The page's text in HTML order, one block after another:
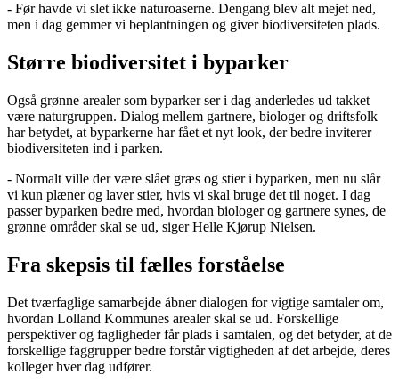
- Før havde vi slet ikke naturoaserne. Dengang blev alt mejet ned,
men i dag gemmer vi beplantningen og giver biodiversiteten plads.
Større biodiversitet i byparker
Også grønne arealer som byparker ser i dag anderledes ud takket
være naturgruppen. Dialog mellem gartnere, biologer og driftsfolk
har betydet, at byparkerne har fået et nyt look, der bedre inviterer
biodiversiteten ind i parken.
- Normalt ville der være slået græs og stier i byparken, men nu slår
vi kun plæner og laver stier, hvis vi skal bruge det til noget. I dag
passer byparken bedre med, hvordan biologer og gartnere synes, de
grønne områder skal se ud, siger Helle Kjørup Nielsen.
Fra skepsis til fælles forståelse
Det tværfaglige samarbejde åbner dialogen for vigtige samtaler om,
hvordan Lolland Kommunes arealer skal se ud. Forskellige
perspektiver og fagligheder får plads i samtalen, og det betyder, at de
forskellige faggrupper bedre forstår vigtigheden af det arbejde, deres
kolleger hver dag udfører.